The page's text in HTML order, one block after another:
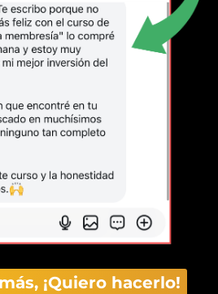
¡Quiero hacerlo!